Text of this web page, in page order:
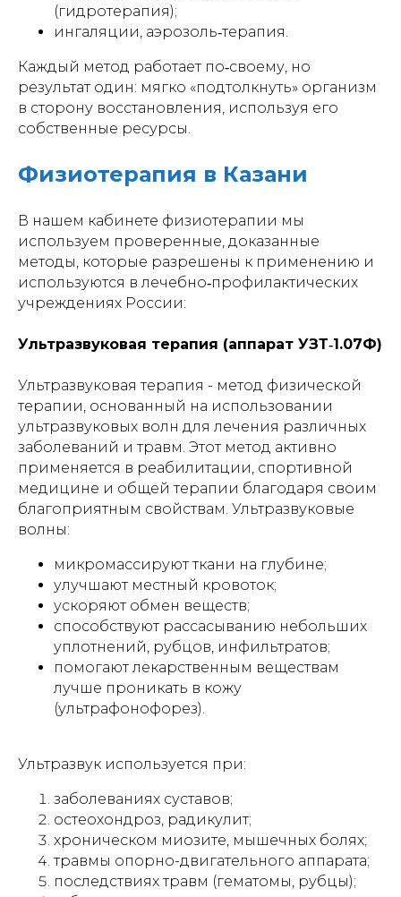
(гидротерапия);
ингаляции, аэрозоль‑терапия.
Каждый метод работает по‑своему, но
результат один: мягко «подтолкнуть» организм
в сторону восстановления, используя его
собственные ресурсы.
Физиотерапия в Казани
В нашем кабинете физиотерапии мы
используем проверенные, доказанные
методы, которые разрешены к применению и
используются в лечебно‑профилактических
учреждениях России:
Ультразвуковая терапия (аппарат УЗТ‑1.07Ф)
Ультразвуковая терапия - метод физической
терапии, основанный на использовании
ультразвуковых волн для лечения различных
заболеваний и травм. Этот метод активно
применяется в реабилитации, спортивной
медицине и общей терапии благодаря своим
благоприятным свойствам. Ультразвуковые
волны:
микромассируют ткани на глубине;
улучшают местный кровоток;
ускоряют обмен веществ;
способствуют рассасыванию небольших
уплотнений, рубцов, инфильтратов;
помогают лекарственным веществам
лучше проникать в кожу
(ультрафонофорез).
Ультразвук используется при:
заболеваниях суставов;
остеохондроз, радикулит;
хроническом миозите, мышечных болях;
травмы опорно-двигательного аппарата;
последствиях травм (гематомы, рубцы);